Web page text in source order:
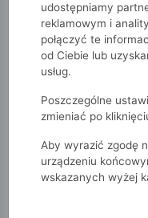
51015kids
Fioletowa koszulka
udostępniamy
reklamowym i
połączyć te
od Ciebie lub
usług.
Poszczególne
zmieniać po
Aby wyrazić zgodę
urządzeniu
wskazanych wyżej